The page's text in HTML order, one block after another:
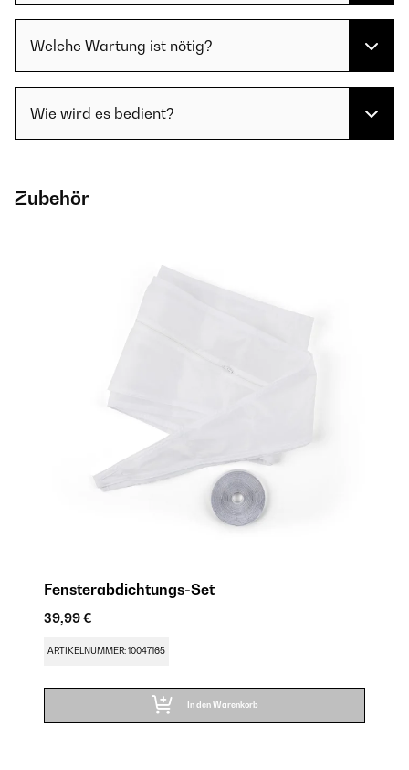
Welche Wartung ist nötig?
Wie wird es bedient?
Zubehör
Fensterabdichtungs-Set
39,99 €
ARTIKELNUMMER: 10047165
In den Warenkorb